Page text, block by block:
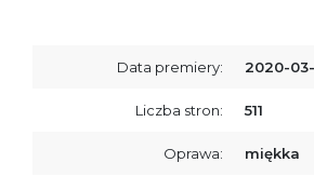
Data premiery: 2020-
Liczba stron: 511
Oprawa: miękka